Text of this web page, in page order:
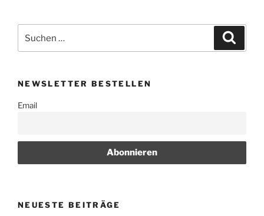
nach:
NEWSLETTER BESTELLEN
Email
NEUESTE BEITRÄGE